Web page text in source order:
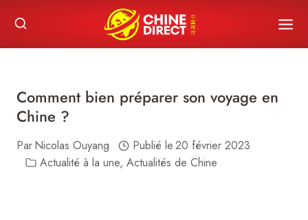
content
Comment bien préparer son voyage en
Chine ?
ParNicolas Ouyang Publié le20 février 2023
Actualité à la une, Actualités de Chine